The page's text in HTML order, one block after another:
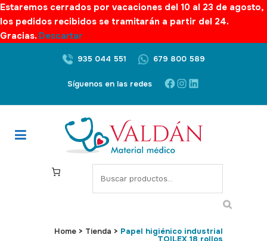
Estaremos cerrados por vacaciones del 10 al 23 de agosto,
los pedidos recibidos se tramitarán a partir del 24.
Gracias. Descartar
935 044 551 679 800 589
Síguenos en las redes Facebook
Instagram
LinkedIn
S
e
c
Home > Tienda > Papel higiénico industrial
TOILEX 18 rollos